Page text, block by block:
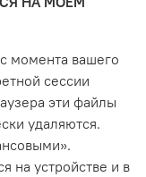
момента вашего
сессии
эти файлы
удаляются.
на устройстве и в